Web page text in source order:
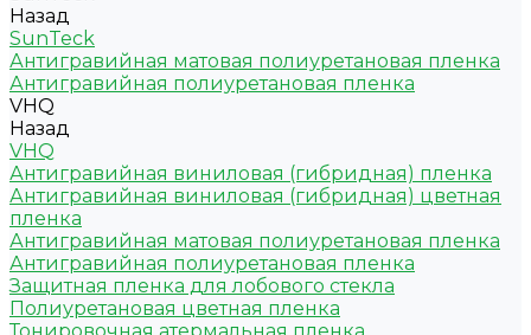
Назад
SunTeck
Антигравийная матовая полиуретановая пленка
Антигравийная полиуретановая пленка
VHQ
Назад
VHQ
Антигравийная виниловая (гибридная) пленка
Антигравийная виниловая (гибридная) цветная
пленка
Антигравийная матовая полиуретановая пленка
Антигравийная полиуретановая пленка
Защитная пленка для лобового стекла
Полиуретановая цветная пленка